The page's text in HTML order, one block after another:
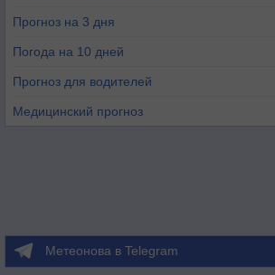
Прогноз на 3 дня
Погода на 10 дней
Прогноз для водителей
Медицинский прогноз
Метеонова в Telegram